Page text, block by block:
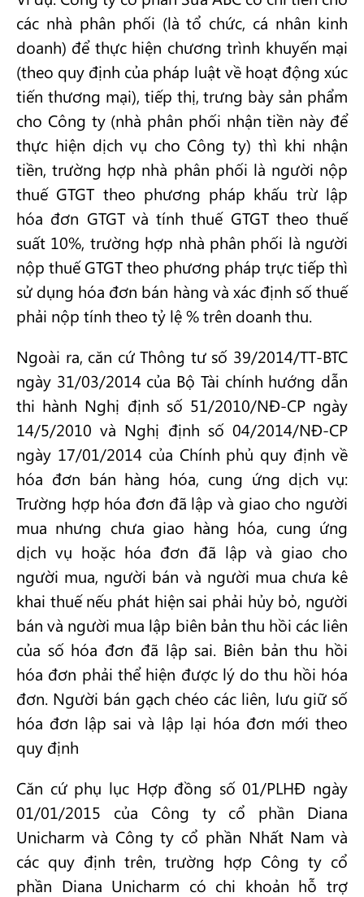
các nhà phân phối (là tổ chức, cá nhân kinh
doanh) để thực hiện chương trình khuyến mại
(theo quy định của pháp luật về hoạt động xúc
tiến thương mại), tiếp thị, trưng bày sản phẩm
cho Công ty (nhà phân phối nhận tiền này để
thực hiện dịch vụ cho Công ty) thì khi nhận
tiền, trường hợp nhà phân phối là người nộp
thuế GTGT theo phương pháp khấu trừ lập
hóa đơn GTGT và tính thuế GTGT theo thuế
suất 10%, trường hợp nhà phân phối là người
nộp thuế GTGT theo phương pháp trực tiếp thì
sử dụng hóa đơn bán hàng và xác định số thuế
phải nộp tính theo tỷ lệ % trên doanh thu.
Ngoài ra, căn cứ Thông tư số 39/2014/TT-BTC
ngày 31/03/2014 của Bộ Tài chính hướng dẫn
thi hành Nghị định số 51/2010/NĐ-CP ngày
14/5/2010 và Nghị định số 04/2014/NĐ-CP
ngày 17/01/2014 của Chính phủ quy định về
hóa đơn bán hàng hóa, cung ứng dịch vụ:
Trường hợp hóa đơn đã lập và giao cho người
mua nhưng chưa giao hàng hóa, cung ứng
dịch vụ hoặc hóa đơn đã lập và giao cho
người mua, người bán và người mua chưa kê
khai thuế nếu phát hiện sai phải hủy bỏ, người
bán và người mua lập biên bản thu hồi các liên
của số hóa đơn đã lập sai. Biên bản thu hồi
hóa đơn phải thể hiện được lý do thu hồi hóa
đơn. Người bán gạch chéo các liên, lưu giữ số
hóa đơn lập sai và lập lại hóa đơn mới theo
quy định
Căn cứ phụ lục Hợp đồng số 01/PLHĐ ngày
01/01/2015 của Công ty cổ phần Diana
Unicharm và Công ty cổ phần Nhất Nam và
các quy định trên, trường hợp Công ty cổ
phần Diana Unicharm có chi khoản hỗ trợ